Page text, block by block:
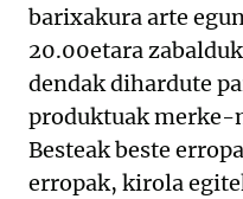
barixakura arte
20.00etara
dendak dihardute
produktuak merke-
Besteak beste
erropak, kirola